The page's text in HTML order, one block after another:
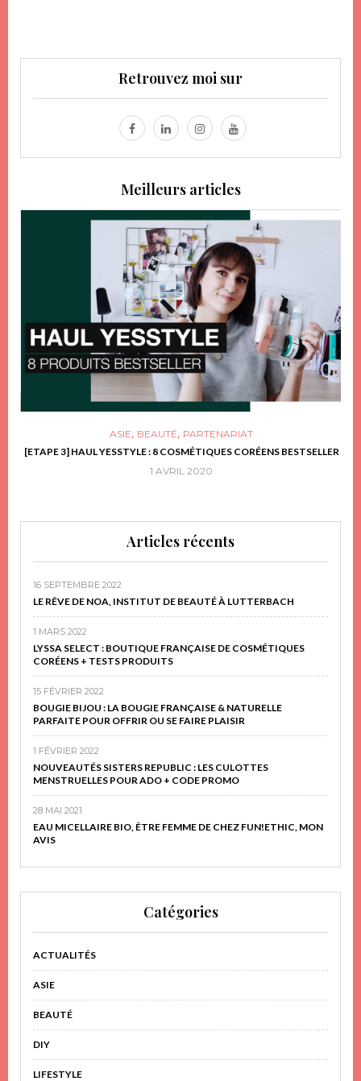
Retrouvez moi sur
Meilleurs articles
ASIE, BEAUTÉ, PARTENARIAT
[ETAPE 3] HAUL YESSTYLE : 8 COSMÉTIQUES CORÉENS BESTSELLER
1 AVRIL 2020
Articles récents
16 SEPTEMBRE 2022
LE RÊVE DE NOA, INSTITUT DE BEAUTÉ À LUTTERBACH
1 MARS 2022
LYSSA SELECT : BOUTIQUE FRANÇAISE DE COSMÉTIQUES
CORÉENS + TESTS PRODUITS
15 FÉVRIER 2022
BOUGIE BIJOU : LA BOUGIE FRANÇAISE & NATURELLE
PARFAITE POUR OFFRIR OU SE FAIRE PLAISIR
1 FÉVRIER 2022
NOUVEAUTÉS SISTERS REPUBLIC : LES CULOTTES
MENSTRUELLES POUR ADO + CODE PROMO
28 MAI 2021
EAU MICELLAIRE BIO, ÊTRE FEMME DE CHEZ FUN!ETHIC, MON
AVIS
Catégories
ACTUALITÉS
ASIE
BEAUTÉ
DIY
LIFESTYLE